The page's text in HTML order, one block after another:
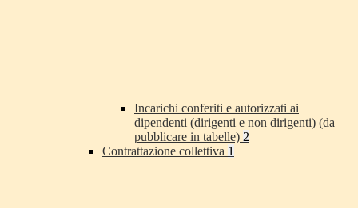
Incarichi conferiti e autorizzati ai
dipendenti (dirigenti e non dirigenti) (da
pubblicare in tabelle) 2
Contrattazione collettiva 1